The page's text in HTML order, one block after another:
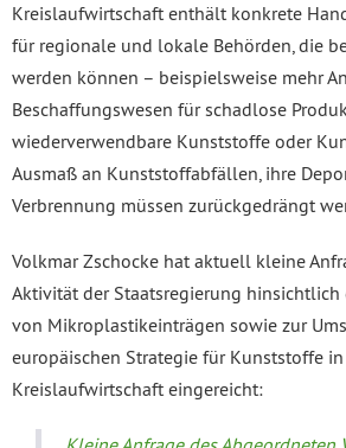
Kreislaufwirtschaft enthält konkrete
für regionale und lokale Behörden, die
werden können – beispielsweise mehr
Beschaffungswesen für schadlose
wiederverwendbare Kunststoffe oder
Ausmaß an Kunststoffabfällen, ihre
Verbrennung müssen zurückgedrängt
Volkmar Zschocke hat aktuell kleine
Aktivität der Staatsregierung hinsichtlich
von Mikroplastikeinträgen sowie zur
europäischen Strategie für Kunststoffe
Kreislaufwirtschaft eingereicht: